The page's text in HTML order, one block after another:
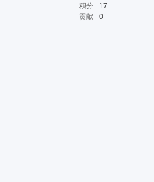
积分
17
贡献 0